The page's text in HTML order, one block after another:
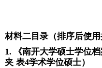
材料二目录（排序后使
1.
《南开大学硕士学位
夹 表4学术学位硕士）